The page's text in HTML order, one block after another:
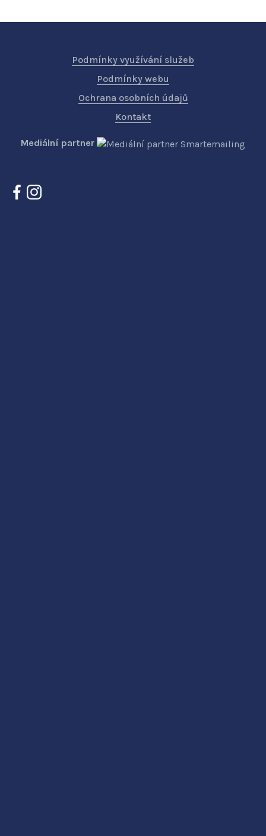
Podmínky využívání služeb
Podmínky webu
Ochrana osobních údajů
Kontakt
Mediální partner